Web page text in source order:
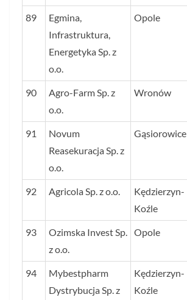
89
Egmina,
Infrastruktura,
Energetyka Sp. z
o.o.
Opole
90
Agro-Farm Sp. z
o.o.
Wronów
91
Novum
Reasekuracja Sp. z
o.o.
Gąsiorowice
92 Agricola Sp. z o.o.
Kędzierzyn-
Koźle
93
Ozimska Invest Sp.
z o.o.
Opole
94
Mybestpharm
Dystrybucja Sp. z
Kędzierzyn-
Koźle